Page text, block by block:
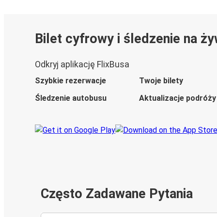
Bilet cyfrowy i śledzenie na
Odkryj aplikację FlixBusa
Szybkie rezerwacje
Twoje bilety
Śledzenie autobusu
Aktualizacje podróży
Często Zadawane Pytania